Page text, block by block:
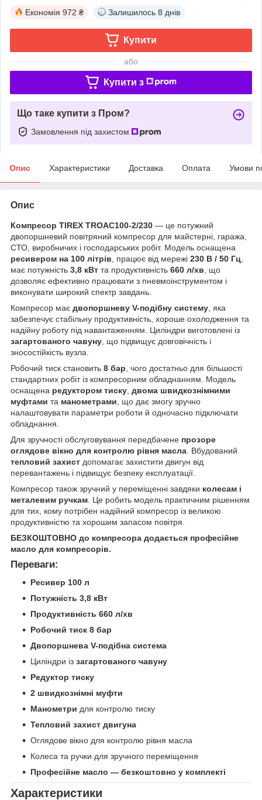
Економія 972 ₴ Залишилось 8 днів
Купити
або
Купити з
Що таке купити з Пром?
Замовлення під захистом
Опис Характеристики Доставка Оплата Умови
Опис
Компресор TIREX TROAC100-2/230 — це потужний
двопоршневий повітряний компресор для майстерні, гаража,
СТО, виробничих і господарських робіт. Модель оснащена
ресивером на 100 літрів , працює від мережі 230 В / 50 Гц
має потужність 3,8 кВт та продуктивність 660 л/хв , що
дозволяє ефективно працювати з пневмоінструментом і
виконувати широкий спектр завдань.
Компресор має двопоршневу V-подібну систему , яка
забезпечує стабільну продуктивність, хороше охолодження та
надійну роботу під навантаженням. Циліндри виготовлені із
загартованого чавуну , що підвищує довговічність і
зносостійкість вузла.
Робочий тиск становить 8 бар , чого достатньо для більшості
стандартних робіт із компресорним обладнанням. Модель
оснащена редуктором тиску двома швидкознімними
муфтами та манометрами , що дає змогу зручно
налаштовувати параметри роботи й одночасно підключати
обладнання.
Для зручності обслуговування передбачене прозоре
оглядове вікно для контролю рівня масла . Вбудований
тепловий захист допомагає захистити двигун від
перевантажень і підвищує безпеку експлуатації.
Компресор також зручний у переміщенні завдяки колесам і
металевим ручкам . Це робить модель практичним рішенням
для тих, кому потрібен надійний компресор із великою
продуктивністю та хорошим запасом повітря.
БЕЗКОШТОВНО до компресора додається професійне
масло для компресорів.
Переваги:
Ресивер 100 л
Потужність 3,8 кВт
Продуктивність 660 л/хв
Робочий тиск 8 бар
Двопоршнева V-подібна система
Циліндри із загартованого чавуну
Редуктор тиску
2 швидкознімні муфти
Манометри для контролю тиску
Тепловий захист двигуна
Оглядове вікно для контролю рівня масла
Колеса та ручки для зручного переміщення
Професійне масло — безкоштовно у комплекті
Характеристики